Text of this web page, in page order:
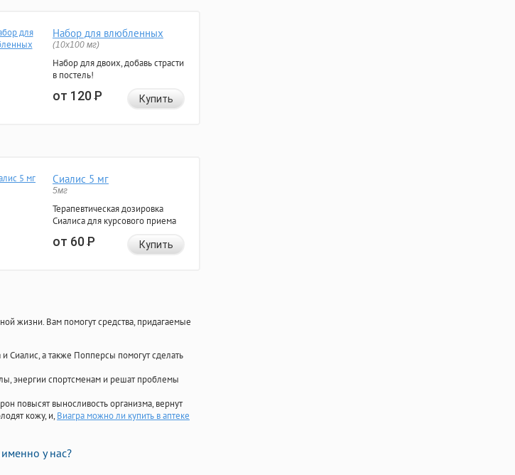
Набор для влюбленных
(10х100 мг)
Набор для двоих, добавь страсти
в постель!
от 120Р Купить
Сиалис 5 мг
5мг
Терапевтическая дозировка
Сиалиса для курсового приема
от 60Р Купить
жизни. Вам помогут средства, придагаемые
и Сиалис, а также Попперсы помогут сделать
энергии спортсменам и решат проблемы
повысят выносливость организма, вернут
кожу, и, Виагра можно ли купить в аптеке
у нас?